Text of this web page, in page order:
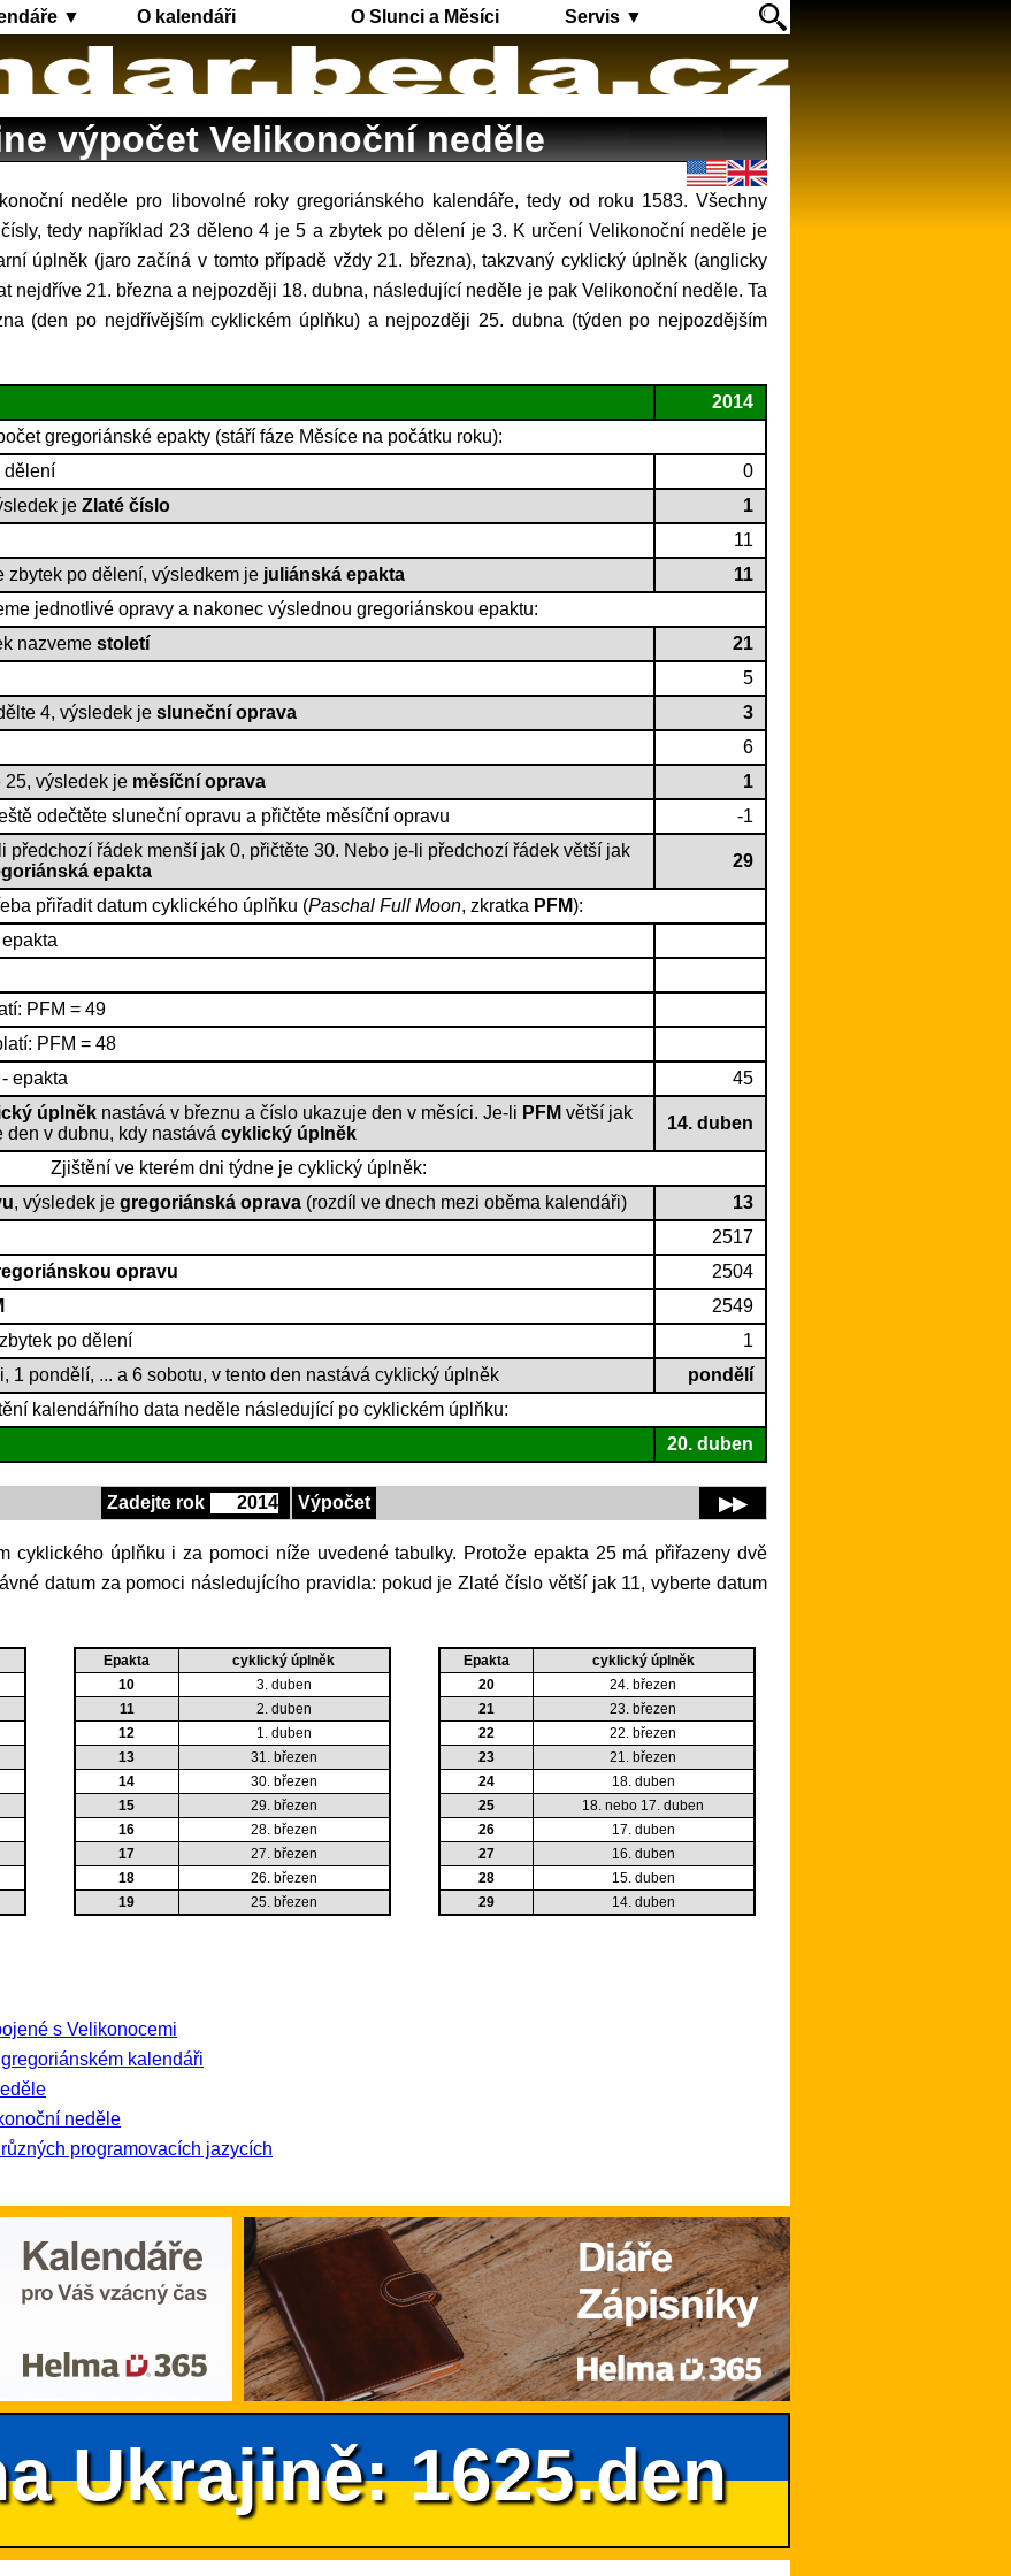
▼ O kalendáři O Slunci a Měsíci Servis ▼
výpočet Velikonoční neděle
tedy například 23 děleno 4 je 5 a zbytek po dělení je 3. K určení Velikonoční neděle je
úplněk (jaro začíná v tomto případě vždy 21. března), takzvaný cyklický úplněk (anglicky
nejdříve 21. března a nejpozději 18. dubna, následující neděle je pak Velikonoční neděle. Ta
(den po nejdřívějším cyklickém úplňku) a nejpozději 25. dubna (týden po nejpozdějším
2014
gregoriánské epakty (stáří fáze Měsíce na počátku roku):
dělení
0
je Zlaté číslo
1
11
zbytek po dělení, výsledkem je juliánská epakta
11
jednotlivé opravy a nakonec výslednou gregoriánskou epaktu:
nazveme století
21
5
4, výsledek je sluneční oprava
3
6
25, výsledek je měsíční oprava
1
odečtěte sluneční opravu a přičtěte měsíční opravu
-1
předchozí řádek menší jak 0, přičtěte 30. Nebo je-li předchozí řádek větší jak
epakta
29
přiřadit datum cyklického úplňku (Paschal Full Moon, zkratka PFM):
PFM = 49
PFM = 48
epakta
45
úplněk nastává v březnu a číslo ukazuje den v měsíci. Je-li PFM větší jak
den v dubnu, kdy nastává cyklický úplněk
14. duben
Zjištění ve kterém dni týdne je cyklický úplněk:
, výsledek je gregoriánská oprava (rozdíl ve dnech mezi oběma kalendáři)
13
2517
opravu
2504
2549
po dělení
1
1 pondělí, ... a 6 sobotu, v tento den nastává cyklický úplněk
pondělí
kalendářního data neděle následující po cyklickém úplňku:
20. duben
Zadejte rok Výpočet ▶▶
datum za pomoci následujícího pravidla: pokud je Zlaté číslo větší jak 11, vyberte datum
Epakta
cyklický úplněk
10
3. duben
11
2. duben
12
1. duben
13
31. březen
14
30. březen
15
29. březen
16
28. březen
17
27. březen
18
26. březen
19
25. březen
Epakta
cyklický úplněk
20
24. březen
21
23. březen
22
22. březen
23
21. březen
24
18. duben
25
18. nebo 17. duben
26
17. duben
27
16. duben
28
15. duben
29
14. duben
s Velikonocemi
kalendáři
neděle
programovacích jazycích
Ukrajině: 1625.den